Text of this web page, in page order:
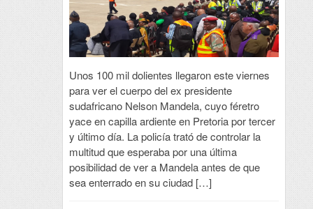
Unos 100 mil dolientes llegaron este viernes
para ver el cuerpo del ex presidente
sudafricano Nelson Mandela, cuyo féretro
yace en capilla ardiente en Pretoria por tercer
y último día. La policía trató de controlar la
multitud que esperaba por una última
posibilidad de ver a Mandela antes de que
sea enterrado en su ciudad […]